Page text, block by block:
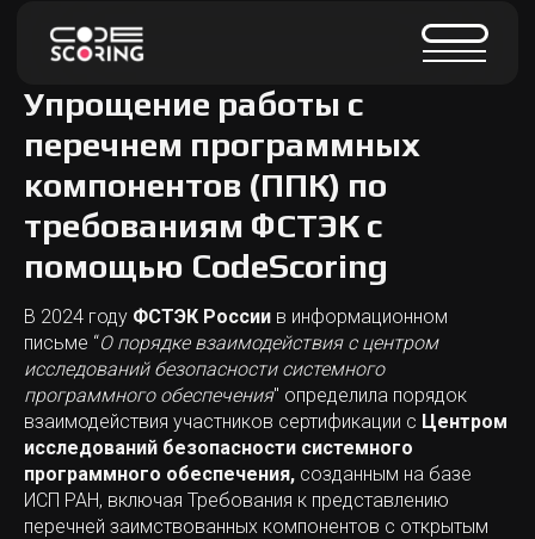
Упрощение работы с
перечнем программных
компонентов (ППК) по
требованиям ФСТЭК с
помощью CodeScoring
В 2024 году ФСТЭК России в информационном
письме “О порядке взаимодействия с центром
исследований безопасности системного
программного обеспечения" определила порядок
взаимодействия участников сертификации с Центром
исследований безопасности системного
программного обеспечения, созданным на базе
ИСП РАН, включая Требования к представлению
перечней заимствованных компонентов с открытым